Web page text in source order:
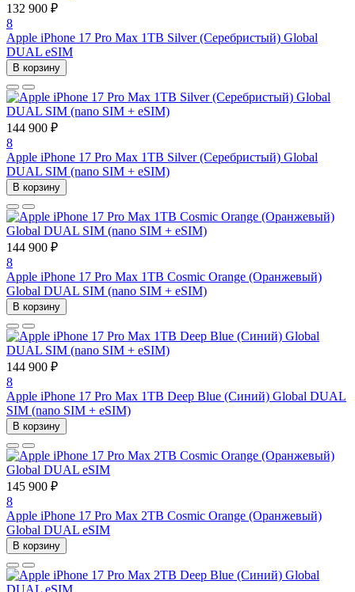
132 900 ₽
8
Apple iPhone 17 Pro Max 1TB Silver (Серебристый) Global
DUAL eSIM
В корзину
144 900 ₽
8
Apple iPhone 17 Pro Max 1TB Silver (Серебристый) Global
DUAL SIM (nano SIM + eSIM)
В корзину
144 900 ₽
8
Apple iPhone 17 Pro Max 1TB Cosmic Orange (Оранжевый)
Global DUAL SIM (nano SIM + eSIM)
В корзину
144 900 ₽
8
Apple iPhone 17 Pro Max 1TB Deep Blue (Синий) Global DUAL
SIM (nano SIM + eSIM)
В корзину
145 900 ₽
8
Apple iPhone 17 Pro Max 2TB Cosmic Orange (Оранжевый)
Global DUAL eSIM
В корзину